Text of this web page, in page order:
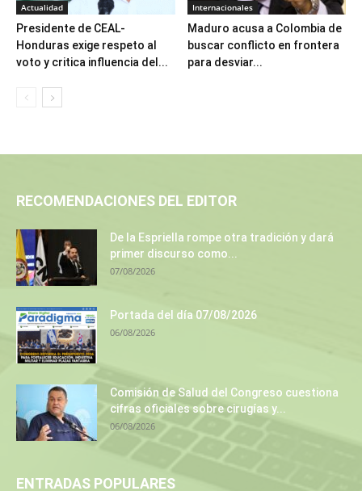
Actualidad
Presidente de CEAL-
Honduras exige respeto al
voto y critica influencia del...
Internacionales
Maduro acusa a Colombia de
buscar conflicto en frontera
para desviar...
RECOMENDACIONES DEL EDITOR
De la Espriella rompe otra tradición y dará
primer discurso como...
07/08/2026
Portada del día 07/08/2026
06/08/2026
Comisión de Salud del Congreso cuestiona
cifras oficiales sobre cirugías y...
06/08/2026
ENTRADAS POPULARES